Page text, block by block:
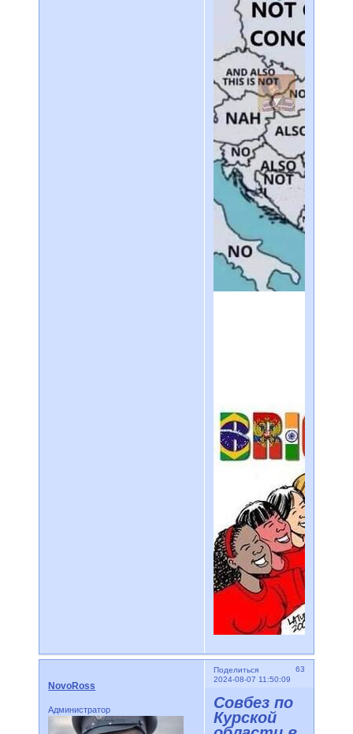
Поделиться
63
2024-08-07 11:50:09
NovoRoss
Администратор
Совбез по
Курской